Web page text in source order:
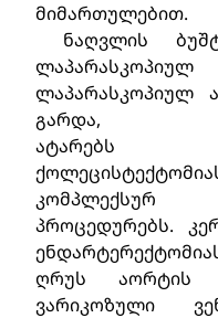
ნაღვლის
ლაპარასკოპიულ
გარდა,
ატარებს
პროცედურებს.
ღრუს აორტის
ვარიკოზული